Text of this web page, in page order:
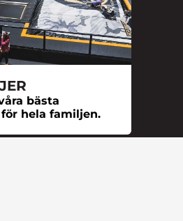
bästa
hela familjen.